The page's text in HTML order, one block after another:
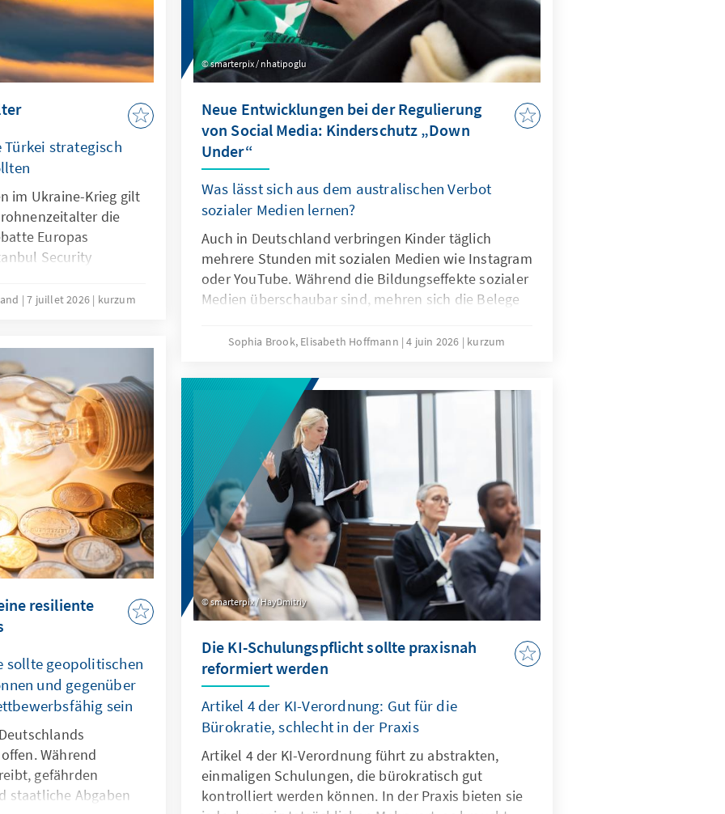
strategisch
im Ukraine-Krieg gilt
die
Europas
Security
moderner
Junge
befasst: Eine
mit der Türkei
sollte wichtiger
sein.
7 juillet 2026 kurzum
smarterpix / nhatipoglu
Neue Entwicklungen bei der Regulierung
von Social Media: Kinderschutz „Down
Under“
Was lässt sich aus dem australischen Verbot
sozialer Medien lernen?
Auch in Deutschland verbringen Kinder täglich
mehrere Stunden mit sozialen Medien wie Instagram
oder YouTube. Während die Bildungseffekte sozialer
Medien überschaubar sind, mehren sich die Belege
intensiven Konsums sozialer Medien. Ist das
auf diese Herausforderung?
Sophia Brook, Elisabeth Hoffmann 4 juin 2026 kurzum
resiliente
sollte geopolitischen
und gegenüber
sein
Während
gefährden
staatliche Abgaben
smarterpix / HayDmitriy
Die KI-Schulungspflicht sollte praxisnah
reformiert werden
Artikel 4 der KI-Verordnung: Gut für die
Bürokratie, schlecht in der Praxis
Artikel 4 der KI-Verordnung führt zu abstrakten,
einmaligen Schulungen, die bürokratisch gut
kontrolliert werden können. In der Praxis bieten sie